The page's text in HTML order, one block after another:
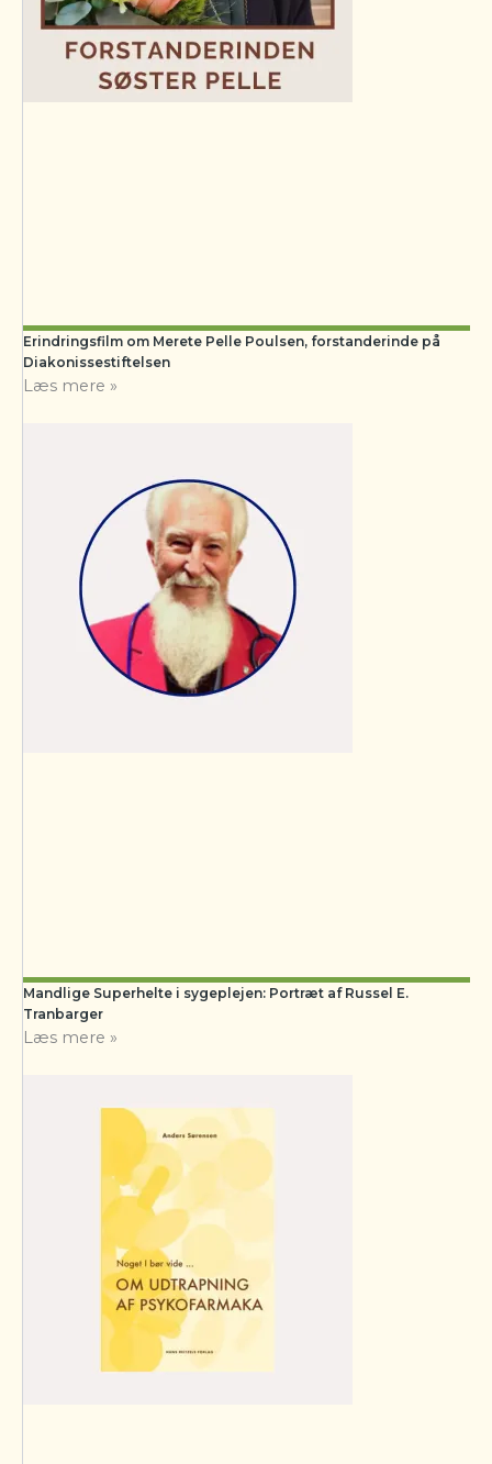
Erindringsfilm om Merete Pelle Poulsen, forstanderinde på
Diakonissestiftelsen
Læs mere »
Mandlige Superhelte i sygeplejen: Portræt af Russel E.
Tranbarger
Læs mere »